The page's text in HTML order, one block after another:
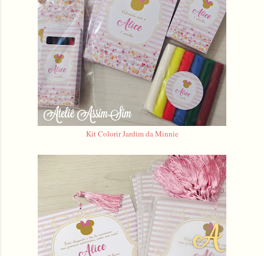
Kit Colorir Jardim da Minnie